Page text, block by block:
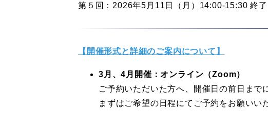
第５回：2026年5月11日（月）14:00‐15:30 終了
【開催形式と詳細のご案内について】
3月、4月開催：オンライン（Zoom）
ご予約いただいた方へ、開催日の前日まで
まずはご希望の日程にてご予約をお願いい